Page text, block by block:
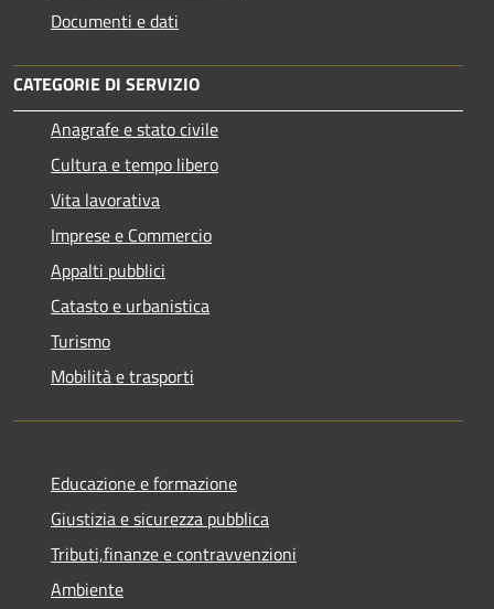
Documenti e dati
CATEGORIE DI SERVIZIO
Anagrafe e stato civile
Cultura e tempo libero
Vita lavorativa
Imprese e Commercio
Appalti pubblici
Catasto e urbanistica
Turismo
Mobilità e trasporti
Educazione e formazione
Giustizia e sicurezza pubblica
Tributi,finanze e contravvenzioni
Ambiente